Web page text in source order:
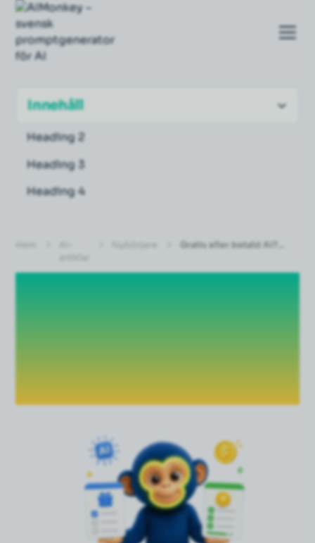
Innehåll
Heading 2
Heading 3
Heading 4
Gratis eller betald AI?
| AIMonkey
Gratis eller betald
AI? Så vet du vad
du behöver som
nybörjare (2026)